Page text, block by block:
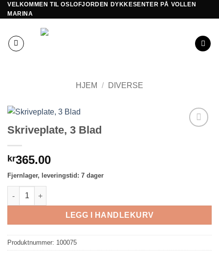
Skip
to
VELKOMMEN TIL OSLOFJORDEN DYKKESENTER PÅ VOLLEN
MARINA
HJEM / DIVERSE
Skriveplate, 3 Blad
kr365.00
Fjernlager, leveringstid: 7 dager
Skriveplate, 3 Blad antall
LEGG I HANDLEKURV
Produktnummer: 100075